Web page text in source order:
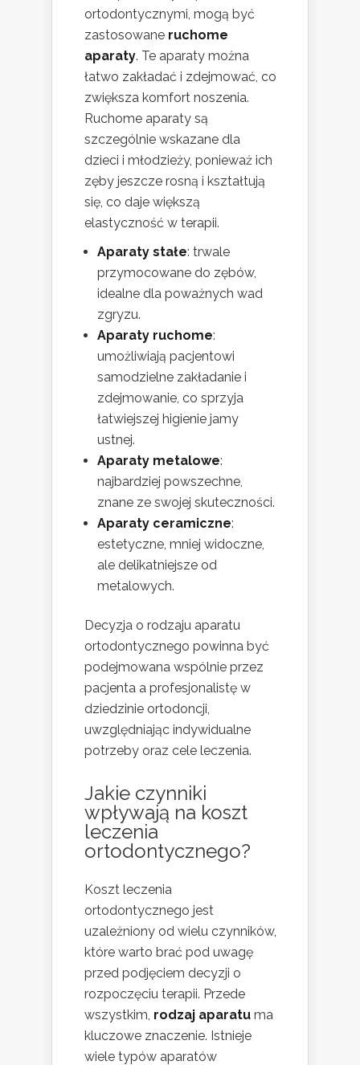
ortodontycznymi, mogą być
zastosowane ruchome
aparaty. Te aparaty można
łatwo zakładać i zdejmować, co
zwiększa komfort noszenia.
Ruchome aparaty są
szczególnie wskazane dla
dzieci i młodzieży, ponieważ ich
zęby jeszcze rosną i kształtują
się, co daje większą
elastyczność w terapii.
Aparaty stałe: trwale
przymocowane do zębów,
idealne dla poważnych wad
zgryzu.
Aparaty ruchome:
umożliwiają pacjentowi
samodzielne zakładanie i
zdejmowanie, co sprzyja
łatwiejszej higienie jamy
ustnej.
Aparaty metalowe:
najbardziej powszechne,
znane ze swojej skuteczności.
Aparaty ceramiczne:
estetyczne, mniej widoczne,
ale delikatniejsze od
metalowych.
Decyzja o rodzaju aparatu
ortodontycznego powinna być
podejmowana wspólnie przez
pacjenta a profesjonalistę w
dziedzinie ortodoncji,
uwzględniając indywidualne
potrzeby oraz cele leczenia.
Jakie czynniki
wpływają na koszt
leczenia
ortodontycznego?
Koszt leczenia
ortodontycznego jest
uzależniony od wielu czynników,
które warto brać pod uwagę
przed podjęciem decyzji o
rozpoczęciu terapii. Przede
wszystkim, rodzaj aparatu ma
kluczowe znaczenie. Istnieje
wiele typów aparatów